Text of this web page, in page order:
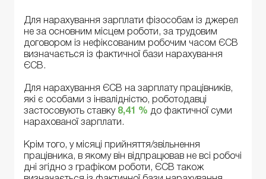
Для нарахування зарплати фізособам із джерел
не за основним місцем роботи, за трудовим
договором із нефіксованим робочим часом ЄСВ
визначається із фактичної бази нарахування
ЄСВ.
Для нарахування ЄСВ на зарплату працівників,
які є особами з інвалідністю, роботодавці
застосовують ставку 8,41 % до фактичної суми
нарахованої зарплати.
Крім того, у місяці прийняття/звільнення
працівника, в якому він відпрацював не всі робочі
дні згідно з графіком роботи, ЄСВ також